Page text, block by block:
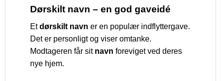
Dørskilt navn – en god gaveidé
Etdørskilt navn er en populær indflyttergave.
Det er personligt og viser omtanke.
Modtageren får sit navn foreviget ved deres
nye hjem.